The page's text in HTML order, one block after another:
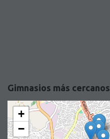
Gimnasios más cercanos
+
−